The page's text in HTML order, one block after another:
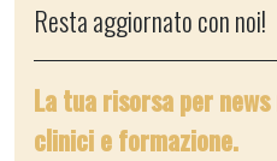
Resta aggiornato con noi!
La tua risorsa per
clinici e formazione.